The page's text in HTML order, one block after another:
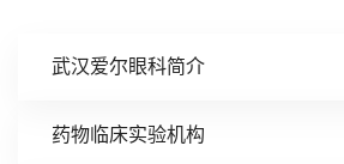
武汉爱尔眼科简介
药物临床实验机构